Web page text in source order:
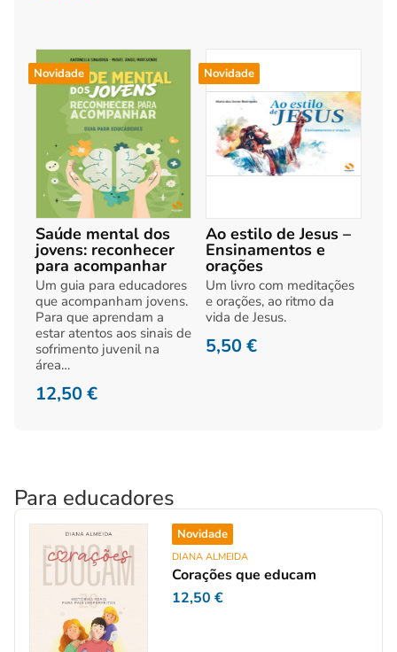
Novidade
Saúde mental dos
jovens: reconhecer
para acompanhar
Um guia para educadores
que acompanham jovens.
Para que aprendam a
estar atentos aos sinais de
sofrimento juvenil na
área…
12,50€
Novidade
Ao estilo de Jesus –
Ensinamentos e
orações
Um livro com meditações
e orações, ao ritmo da
vida de Jesus.
5,50€
Para educadores
Novidade
DIANA ALMEIDA
Corações que educam
12,50 €